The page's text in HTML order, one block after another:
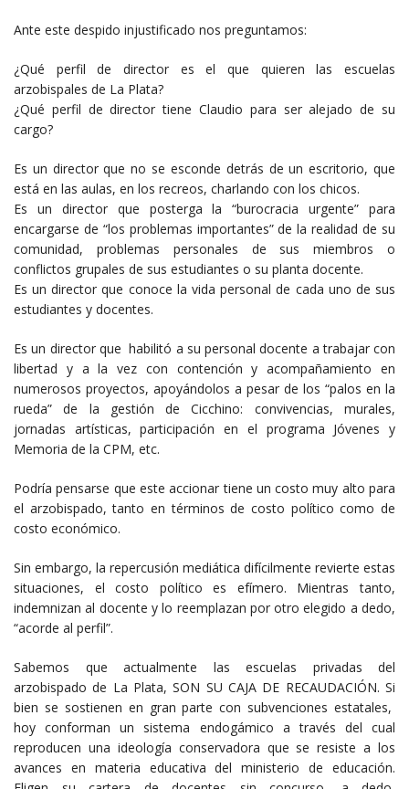
Ante este despido injustificado nos preguntamos:
¿Qué perfil de director es el que quieren las escuelas
arzobispales de La Plata?
¿Qué perfil de director tiene Claudio para ser alejado de su
cargo?
Es un director que no se esconde detrás de un escritorio, que
está en las aulas, en los recreos, charlando con los chicos.
Es un director que posterga la “burocracia urgente” para
encargarse de “los problemas importantes” de la realidad de su
comunidad, problemas personales de sus miembros o
conflictos grupales de sus estudiantes o su planta docente.
Es un director que conoce la vida personal de cada uno de sus
estudiantes y docentes.
Es un director que habilitó a su personal docente a trabajar con
libertad y a la vez con contención y acompañamiento en
numerosos proyectos, apoyándolos a pesar de los “palos en la
rueda” de la gestión de Cicchino: convivencias, murales,
jornadas artísticas, participación en el programa Jóvenes y
Memoria de la CPM, etc.
Podría pensarse que este accionar tiene un costo muy alto para
el arzobispado, tanto en términos de costo político como de
costo económico.
Sin embargo, la repercusión mediática difícilmente revierte estas
situaciones, el costo político es efímero. Mientras tanto,
indemnizan al docente y lo reemplazan por otro elegido a dedo,
“acorde al perfil”.
Sabemos que actualmente las escuelas privadas del
arzobispado de La Plata, SON SU CAJA DE RECAUDACIÓN. Si
bien se sostienen en gran parte con subvenciones estatales,
hoy conforman un sistema endogámico a través del cual
reproducen una ideología conservadora que se resiste a los
avances en materia educativa del ministerio de educación.